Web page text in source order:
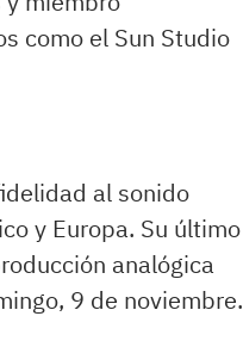
como el Sun Studio
al sonido
y Europa. Su último
analógica
9 de noviembre.